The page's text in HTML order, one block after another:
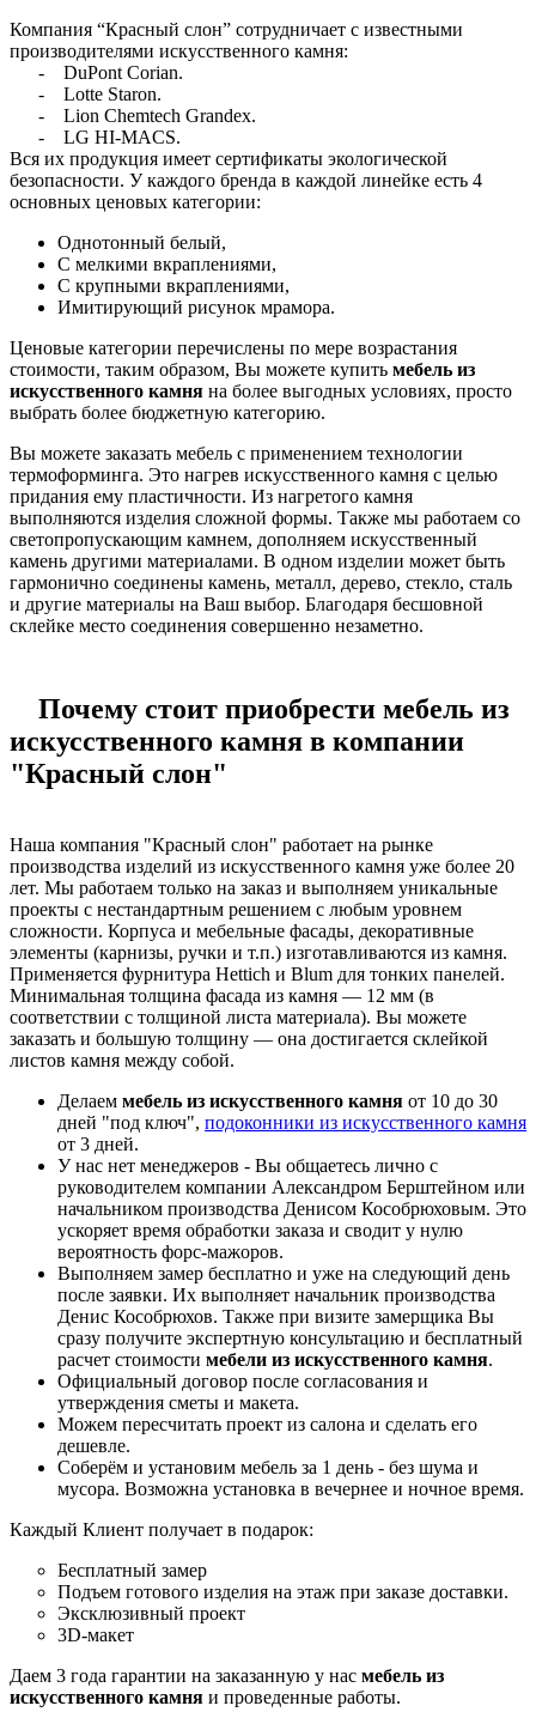
Компания “Красный слон” сотрудничает с известными
производителями искусственного камня:
- DuPont Corian.
- Lotte Staron.
- Lion Chemtech Grandex.
- LG HI-MACS.
Вся их продукция имеет сертификаты экологической
безопасности. У каждого бренда в каждой линейке есть 4
основных ценовых категории:
Однотонный белый,
С мелкими вкраплениями,
С крупными вкраплениями,
Имитирующий рисунок мрамора.
Ценовые категории перечислены по мере возрастания
стоимости, таким образом, Вы можете купить мебель из
искусственного камня на более выгодных условиях, просто
выбрать более бюджетную категорию.
Вы можете заказать мебель с применением технологии
термоформинга. Это нагрев искусственного камня с целью
придания ему пластичности. Из нагретого камня
выполняются изделия сложной формы. Также мы работаем со
светопропускающим камнем, дополняем искусственный
камень другими материалами. В одном изделии может быть
гармонично соединены камень, металл, дерево, стекло, сталь
и другие материалы на Ваш выбор. Благодаря бесшовной
склейке место соединения совершенно незаметно.
Почему стоит приобрести мебель из
искусственного камня в компании
"Красный слон"
Наша компания "Красный слон" работает на рынке
производства изделий из искусственного камня уже более 20
лет. Мы работаем только на заказ и выполняем уникальные
проекты с нестандартным решением с любым уровнем
сложности. Корпуса и мебельные фасады, декоративные
элементы (карнизы, ручки и т.п.) изготавливаются из камня.
Применяется фурнитура Hettich и Blum для тонких панелей.
Минимальная толщина фасада из камня — 12 мм (в
соответствии с толщиной листа материала). Вы можете
заказать и большую толщину — она достигается склейкой
листов камня между собой.
Делаем мебель из искусственного камня от 10 до 30
дней "под ключ", подоконники из искусственного камня
от 3 дней.
У нас нет менеджеров - Вы общаетесь лично с
руководителем компании Александром Берштейном или
начальником производства Денисом Кособрюховым. Это
ускоряет время обработки заказа и сводит у нулю
вероятность форс-мажоров.
Выполняем замер бесплатно и уже на следующий день
после заявки. Их выполняет начальник производства
Денис Кособрюхов. Также при визите замерщика Вы
сразу получите экспертную консультацию и бесплатный
расчет стоимости мебели из искусственного камня.
Официальный договор после согласования и
утверждения сметы и макета.
Можем пересчитать проект из салона и сделать его
дешевле.
Соберём и установим мебель за 1 день - без шума и
мусора. Возможна установка в вечернее и ночное время.
Каждый Клиент получает в подарок:
Бесплатный замер
Подъем готового изделия на этаж при заказе доставки.
Эксклюзивный проект
3D-макет
Даем 3 года гарантии на заказанную у нас мебель из
искусственного камня и проведенные работы.